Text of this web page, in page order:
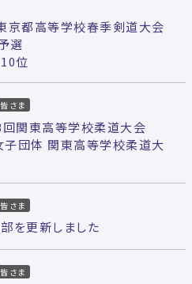
京都高等学校春季剣道大会
選
位
皆さま
関東高等学校柔道大会
子団体 関東高等学校柔道大
皆さま
を更新しました
皆さま